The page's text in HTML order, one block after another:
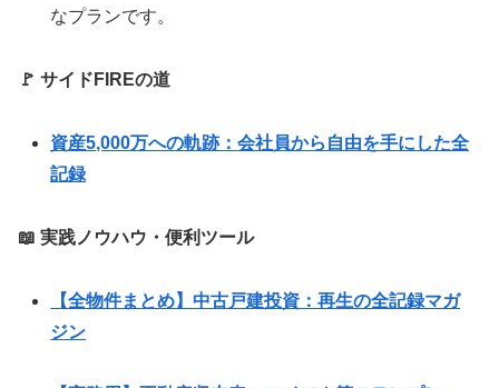
なプランです。
🚩 サイドFIREの道
資産5,000万への軌跡：会社員から自由を手にした全
記録
📖 実践ノウハウ・便利ツール
【全物件まとめ】中古戸建投資：再生の全記録マガ
ジン